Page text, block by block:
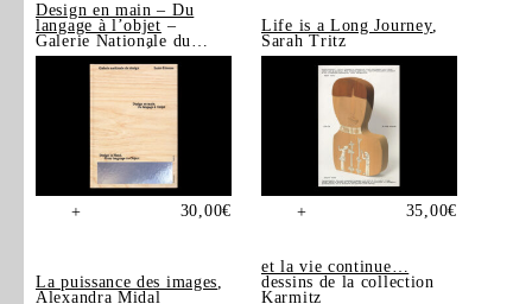
Design en main – Du
langage à l’objet –
Galerie Nationale du
Design, Saint-Étienne
+ 30,00€
Life is a Long Journey,
Sarah Tritz
+ 35,00€
La puissance des images,
Alexandra Midal
et la vie continue…
dessins de la collection
Karmitz